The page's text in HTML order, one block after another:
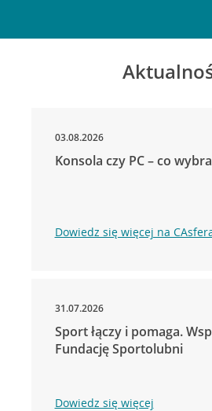
03.08.2026
Konsola czy PC – co
Dowiedz się więcej na
31.07.2026
Sport łączy i pomaga.
Fundację Sportolubni
Dowiedz się więcej